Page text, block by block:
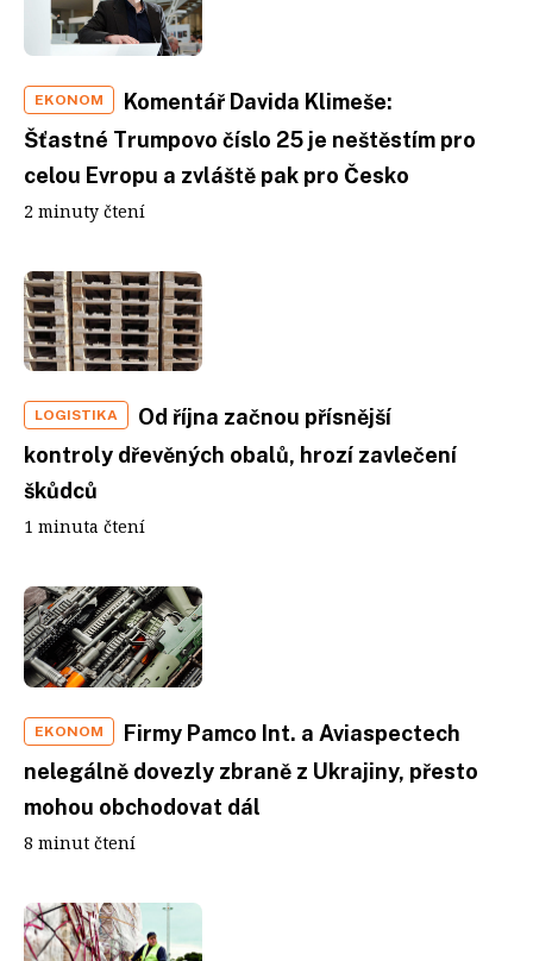
EKONOM
Komentář Davida Klimeše:
Šťastné Trumpovo číslo 25 je neštěstím pro
celou Evropu a zvláště pak pro Česko
2 minuty čtení
LOGISTIKA
Od října začnou přísnější
kontroly dřevěných obalů, hrozí zavlečení
škůdců
1 minuta čtení
EKONOM
Firmy Pamco Int. a Aviaspectech
nelegálně dovezly zbraně z Ukrajiny, přesto
mohou obchodovat dál
8 minut čtení